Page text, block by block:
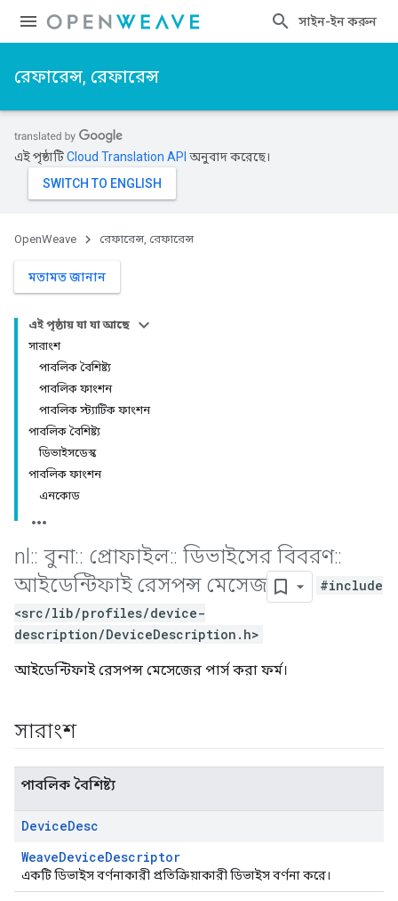
সাইন-ইন করুন
রেফারেন্স, রেফারেন্স
এই পৃষ্ঠাটিCloud Translation API অনুবাদ করেছে।
OpenWeave রেফারেন্স, রেফারেন্স
মতামত জানান
এই পৃষ্ঠায় যা যা আছে
সারাংশ
পাবলিক বৈশিষ্ট্য
পাবলিক ফাংশন
পাবলিক স্ট্যাটিক ফাংশন
পাবলিক বৈশিষ্ট্য
ডিভাইসডেস্ক
পাবলিক ফাংশন
এনকোড
nl :: বুনা:: প্রোফাইল:: ডিভাইসের বিবরণ::
আইডেন্টিফাই রেসপন্স মেসেজ
#include
<src/lib/profiles/device-
description/DeviceDescription.h>
আইডেন্টিফাই রেসপন্স মেসেজের পার্স করা ফর্ম।
সারাংশ
পাবলিক বৈশিষ্ট্য
DeviceDesc
WeaveDeviceDescriptor
একটি ডিভাইস বর্ণনাকারী প্রতিক্রিয়াকারী ডিভাইস বর্ণনা করে।